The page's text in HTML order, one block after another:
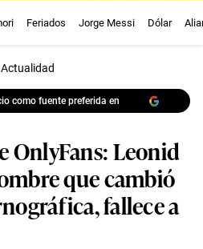
Feriados Jorge Messi Dólar
Actualidad
como fuente preferida en
OnlyFans: Leonid
que cambió
fallece a